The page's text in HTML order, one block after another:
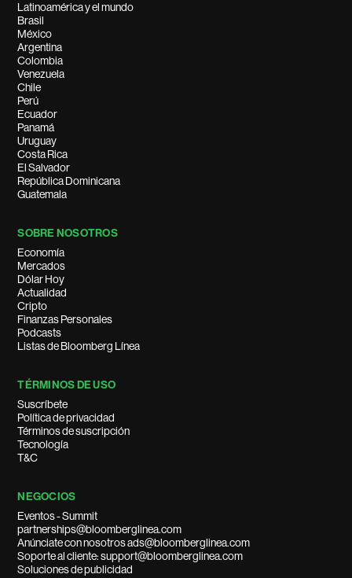
Latinoamérica y el mundo
Brasil
México
Argentina
Colombia
Venezuela
Chile
Perú
Ecuador
Panamá
Uruguay
Costa Rica
El Salvador
República Dominicana
Guatemala
SOBRE NOSOTROS
Economía
Mercados
Dólar Hoy
Actualidad
Cripto
Finanzas Personales
Podcasts
Listas de Bloomberg Línea
TÉRMINOS DE USO
Suscríbete
Política de privacidad
Términos de suscripción
Tecnología
T&C
NEGOCIOS
Eventos - Summit
partnerships@bloomberglinea.com
Anúnciate con nosotros ads@bloomberglinea.com
Soporte al cliente: support@bloomberglinea.com
Soluciones de publicidad